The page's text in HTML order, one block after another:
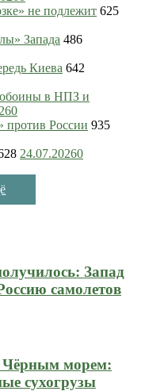
не подлежит 625
Запада 486
Киева 642
в НПЗ и
0
против России 935
24.07.20260
Запад
самолетов
морем:
сухогрузы